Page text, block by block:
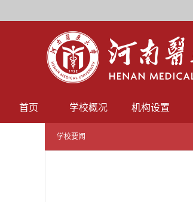
首页 学校概况 机构设置
学校要闻